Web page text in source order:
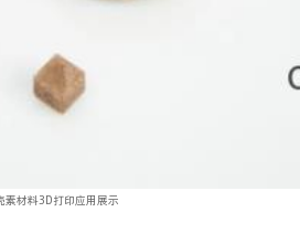
素材料3D打印应用展示